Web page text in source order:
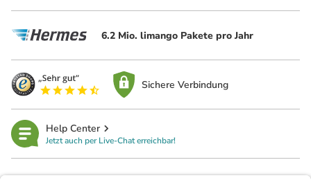
6.2 Mio. limango Pakete pro Jahr
Sichere Verbindung
Help Center
Jetzt auch per Live-Chat erreichbar!